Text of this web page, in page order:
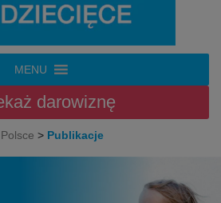
MENU
darowiznę
> Publikacje